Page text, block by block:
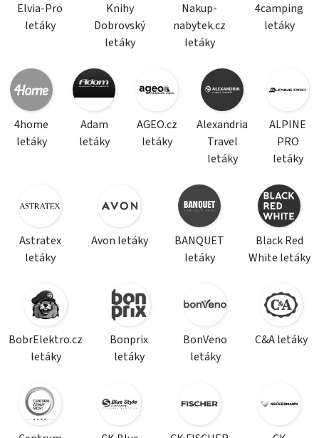
Elvia-Pro
letáky
Knihy
Dobrovský
letáky
Nakup-
nabytek.cz
letáky
4camping
letáky
4home
letáky
Adam
letáky
AGEO.cz
letáky
Alexandria
Travel
letáky
ALPINE
PRO
letáky
Astratex
letáky
Avon letáky
BANQUET
letáky
Black Red
White letáky
BobrElektro.cz
letáky
Bonprix
letáky
BonVeno
letáky
C&A letáky